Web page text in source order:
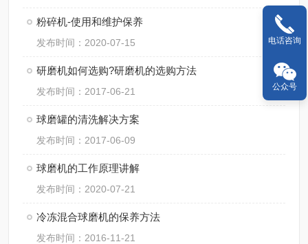
粉碎机-使用和维护保养
发布时间：2020-07-15
研磨机如何选购?研磨机的选购方法
发布时间：2017-06-21
球磨罐的清洗解决方案
发布时间：2017-06-09
球磨机的工作原理讲解
发布时间：2020-07-21
冷冻混合球磨机的保养方法
发布时间：2016-11-21
电话咨询
公众号